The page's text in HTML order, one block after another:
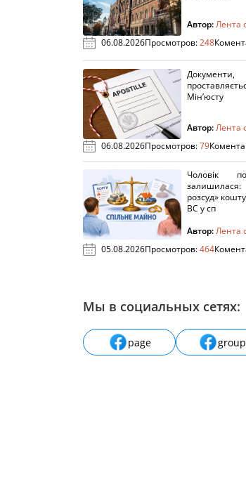
Автор:Лента
06.08.2026Просмотров:248
Мін’юсту
Автор:Лента
06.08.2026Просмотров:79
Чоловік
розсуд»
ВС у сп
Автор:Лента
05.08.2026Просмотров:464
Мы в социальных сетях:
page group